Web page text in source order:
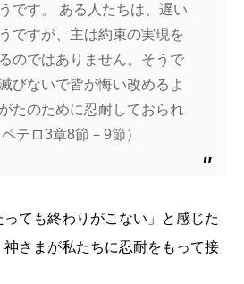
です。 ある人たちは、遅い
ですが、主は約束の実現を
のではありません。そうで
びないで皆が悔い改めるよ
たのために忍耐しておられ
テロ3章8節－9節）
ても終わりがこない」と感じた
さまが私たちに忍耐をもって接